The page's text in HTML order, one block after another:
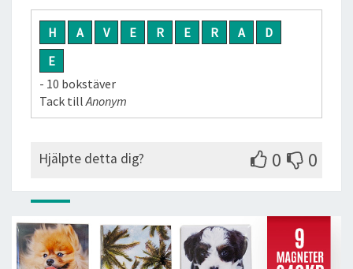
H A V E R E R A
D
E
- 10 bokstäver
Tack tillAnonym
Hjälpte detta dig? 0 0